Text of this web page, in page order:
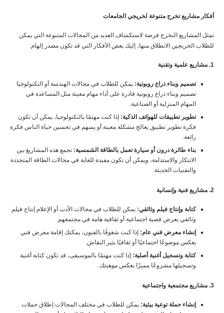
أفكار مشاريع تخرج متنوعة لخريجي الجامعات
تمثل المشاريع التخرج فرصة لاستكشاف العديد من المجالات المتنوعة التي يمكن
للطلاب الخريجين الانطلاق منها، إليك بعض الأفكار التي قد تكون مصدر إلهام:
1. مشاريع علمية وتقنية
تصميم وبناء ذراع روبوتية: يمكن للطلاب في مجالات الهندسة أو التكنولوجيا
تصميم وبناء ذراع روبوتية قادرة على أداء مهام معينة مثل المساعدة في
المهام المنزلية أو الصناعية.
تطوير تطبيقات للهواتف الذكية: إذا كنت مهتمًا بالتكنولوجيا، يمكن أن تكون
فكرة تطوير تطبيق يعالج مشكلة معينة أو يسهم في تحسين حياة الناس فكرة
رائعة.
بناء طائرة درون أو سيارة تعمل بالطاقة الشمسية: تجمع هذه المشاريع بين
الابتكار والاستدامة، ويمكن أن تكون مفيدة للغاية في مجالات الطاقة المتجددة
والتقنيات الحديثة.
2. مشاريع فنية وإنسانية
كتابة وإنتاج فيلم وثائقي: يمكن للطلاب في مجالات الأدب أو الإعلام إنتاج فيلم
وثائقي يعرض قضية اجتماعية أو ثقافية هامة في مجتمعهم.
إنشاء معرض فني عام: إذا كنت شغوفًا بالفنون، يمكنك إقامة معرض فني
يعكس موضوعًا اجتماعيًا أو ثقافيًا يثير النقاش.
كتابة وتسجيل أغنية أصلية: إذا كنت مهتمًا بالموسيقى، قد تكون كتابة أغنية
وتسجيلها مشروعًا مميزًا يعكس موهبتك.
3. مشاريع مجتمعية واجتماعية
إنشاء حملة توعية بيئية: يمكن للطلاب في مختلف المجالات إطلاق حملات